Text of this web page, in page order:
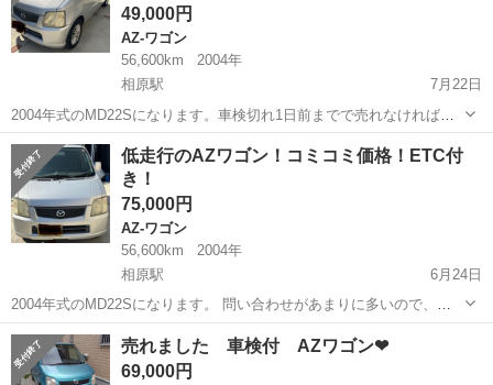
49,000円
AZ-ワゴン
56,600km
2004年
相原駅
7月22日
2004年式のMD22Sになります。車検切れ1日前までで売れなければ廃
車にするので、それまで出品します。 走行は実走行で56600キロで
す。 車検は今年の8月25日迄です。自動車税込の価格です。 祖父がワ
ンオーナーで乗ってた...
神奈川 相模原市 相原駅 AZ-ワゴン オーナー
低走行のAZワゴン！コミコミ価格！ETC付
き！
75,000円
AZ-ワゴン
56,600km
2004年
相原駅
6月24日
2004年式のMD22Sになります。 問い合わせがあまりに多いので、金
額調整致しました。 走行は実走行で56600キロです。 車検は今年の8
月25日迄です。自動車税込の価格です。 祖父がワンオーナーで乗って
た車を譲り受けまし...
神奈川 相模原市 相原駅 AZ-ワゴン オーナー
売れました 車検付 AZワゴン❤
69,000円